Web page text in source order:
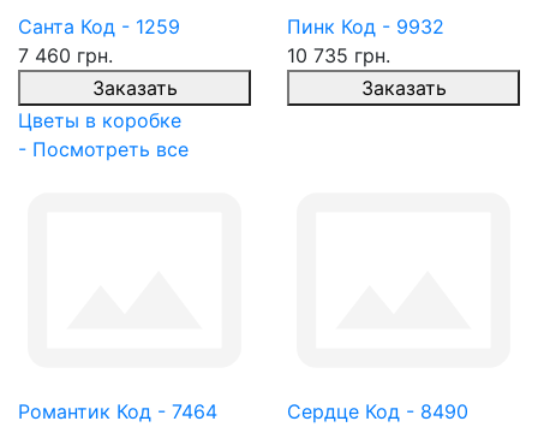
Санта Код - 1259
7 460 грн.
Заказать
Пинк Код - 9932
10 735 грн.
Заказать
Цветы в коробке
- Посмотреть все
Романтик Код - 7464
Сердце Код - 8490